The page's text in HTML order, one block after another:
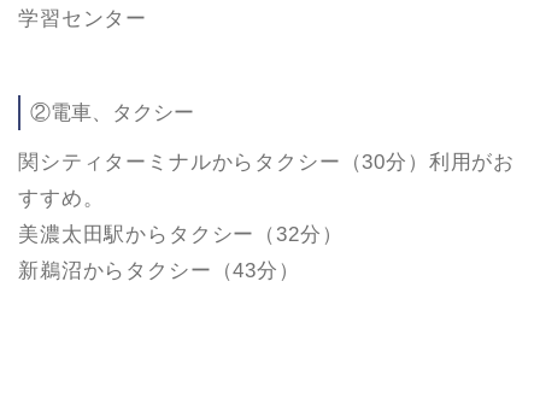
学習センター
②電車、タクシー
関シティターミナルからタクシー（30分）利用がお
すすめ。
美濃太田駅からタクシー（32分）
新鵜沼からタクシー（43分）